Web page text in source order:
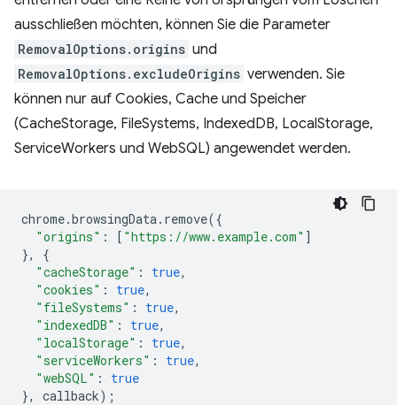
ausschließen möchten, können Sie die Parameter
RemovalOptions.origins und
RemovalOptions.excludeOrigins verwenden. Sie
können nur auf Cookies, Cache und Speicher
(CacheStorage, FileSystems, IndexedDB, LocalStorage,
ServiceWorkers und WebSQL) angewendet werden.
chrome.browsingData. remove({
"origins" : [ "https://www.example.com" ]
},
{
"cacheStorage" : true,
"cookies" : true,
"fileSystems" : true,
"indexedDB" : true,
"localStorage" : true,
"serviceWorkers" : true,
"webSQL" :
true
},
callback);